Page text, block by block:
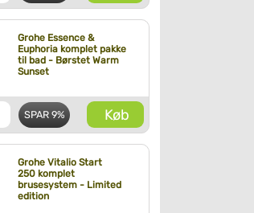
Grohe Essence &
Euphoria komplet pakke
til bad - Børstet Warm
Sunset
SPAR 9% Køb
Grohe Vitalio Start
250 komplet
brusesystem - Limited
edition